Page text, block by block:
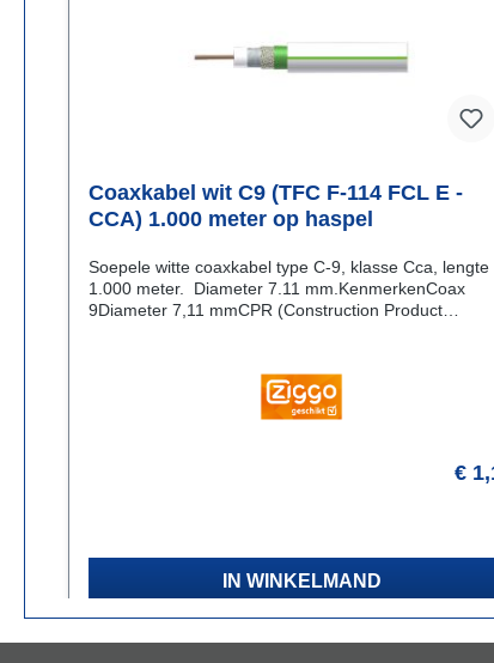
Coaxkabel wit C9 (TFC F-114 FCL E -
CCA) 1.000 meter op haspel
Soepele witte coaxkabel type C-9, klasse Cca, lengte
1.000 meter. Diameter 7.11 mm.KenmerkenCoax
9Diameter 7,11 mmCPR (Construction Product
klasse A+Binnenkern: koperAfscherming: 3
beschermingslagen, klasse A+
€
IN WINKELMAND